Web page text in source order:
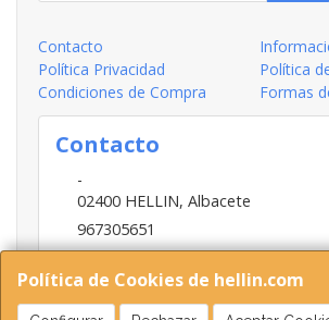
Política de Cookies de hellin.com
Contacto
Política Privacidad
Política
Condiciones de Compra
Formas
Contacto
-
02400 HELLIN, Albacete
967305651
INFO@HELLIN.COM